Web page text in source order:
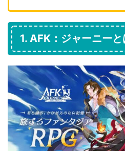
1. AFK：ジャーニーと